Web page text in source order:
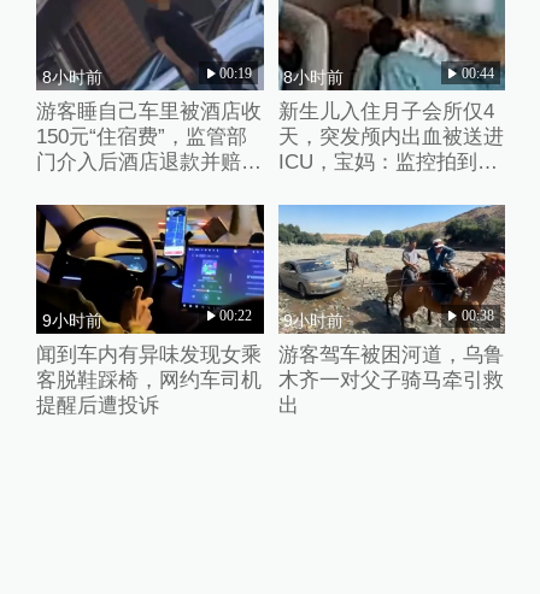
8小时前 00:19
游客睡自己车里被酒店收
150元“住宿费”，监管部
门介入后酒店退款并赔偿
8小时前 00:44
新生儿入住月子会所仅4
天，突发颅内出血被送进
ICU，宝妈：监控拍到护
9小时前 00:22
闻到车内有异味发现女乘
客脱鞋踩椅，网约车司机
提醒后遭投诉
9小时前 00:38
游客驾车被困河道，乌鲁
木齐一对父子骑马牵引救
出